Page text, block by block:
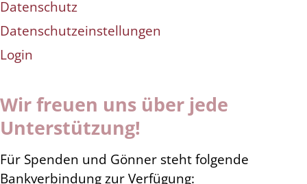
Datenschutz
Datenschutzeinstellungen
Login
Wir freuen uns über jede
Unterstützung!
Für Spenden und Gönner steht folgende
Bankverbindung zur Verfügung: